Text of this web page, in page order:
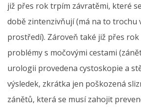
již přes rok trpím závratěmi, které
době zintenzivňují (má na to trochu
prostředí). Zároveň také již přes
problémy s močovými cestami
urologii provedena cystoskopie a
výsledek, zkrátka jen poškozená
zánětů, která se musí zahojit